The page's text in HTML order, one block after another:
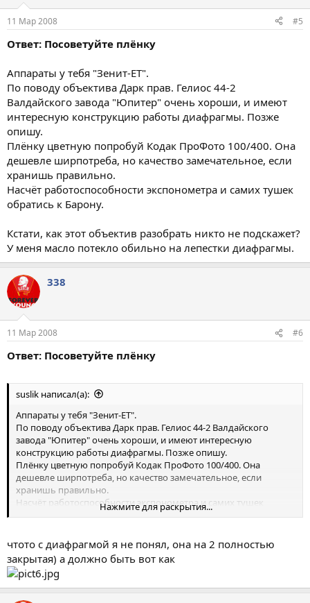
11 Мар 2008 #5
Ответ: Посоветуйте плёнку
Аппараты у тебя "Зенит-ЕТ".
По поводу объектива Дарк прав. Гелиос 44-2
Валдайского завода "Юпитер" очень хороши, и имеют
интересную конструкцию работы диафрагмы. Позже
опишу.
Плёнку цветную попробуй Кодак ПроФото 100/400. Она
дешевле ширпотреба, но качество замечательное, если
хранишь правильно.
Насчёт работоспособности экспонометра и самих тушек
обратись к Барону.
Кстати, как этот объектив разобрать никто не подскажет?
У меня масло потекло обильно на лепестки диафрагмы.
338
11 Мар 2008 #6
Ответ: Посоветуйте плёнку
suslik написал(а):
Аппараты у тебя "Зенит-ЕТ".
По поводу объектива Дарк прав. Гелиос 44-2 Валдайского
завода "Юпитер" очень хороши, и имеют интересную
конструкцию работы диафрагмы. Позже опишу.
Плёнку цветную попробуй Кодак ПроФото 100/400. Она
дешевле ширпотреба, но качество замечательное, если
хранишь правильно.
Насчёт работоспособности экспонометра и самих тушек
Кстати, как этот объектив разобрать никто не подскажет? У
меня масло потекло обильно на лепестки диафрагмы.
Нажмите для раскрытия...
чтото с диафрагмой я не понял, она на 2 полностью
закрытая) а должно быть вот как